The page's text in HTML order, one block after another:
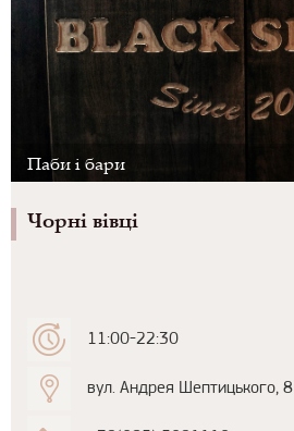
Паби і бари
Чорні вівці
11:00-22:30
вул. Андрея Шептицького, 8